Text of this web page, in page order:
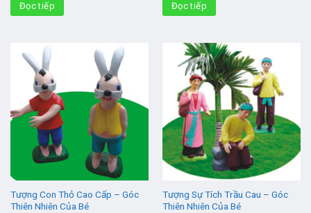
Đọc tiếp Đọc tiếp
Tượng Con Thỏ Cao Cấp – Góc
Thiên Nhiên Của Bé
Tượng Sự Tích Trầu Cau – Góc
Thiên Nhiên Của Bé